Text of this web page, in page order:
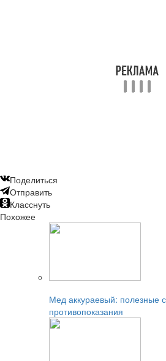
Поделиться
Отправить
Класснуть
Похожее
Мед аккураевый: полезные
противопоказания